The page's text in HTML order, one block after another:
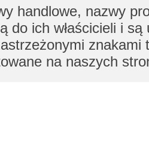
handlowe, nazwy
do ich właścicieli i
znakami
na naszych